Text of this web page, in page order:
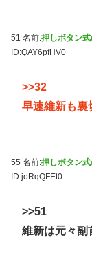
51 名前:押しボタン
ID:QAY6pfHV0
>>32
早速維新も裏
55 名前:押しボタン
ID:joRqQFEt0
>>51
維新は元々副